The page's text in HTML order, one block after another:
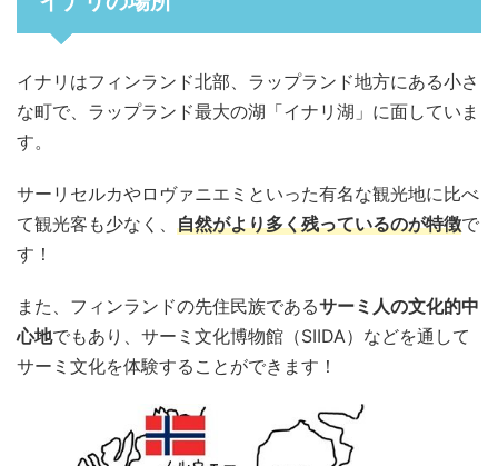
イナリはフィンランド北部、ラップランド地方にある小さ
な町で、ラップランド最大の湖「イナリ湖」に面していま
す。
サーリセルカやロヴァニエミといった有名な観光地に比べ
て観光客も少なく、 自然がより多く残っているのが特徴で
す！
また、フィンランドの先住民族であるサーミ人の文化的中
心地でもあり、サーミ文化博物館（SIIDA）などを通して
サーミ文化を体験することができます！